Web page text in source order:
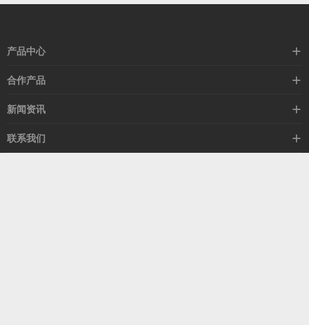
产品中心
高速线缆
以太网交换机
合作产品
希捷硬盘
新闻资讯
行业动态
技术视角
联系我们